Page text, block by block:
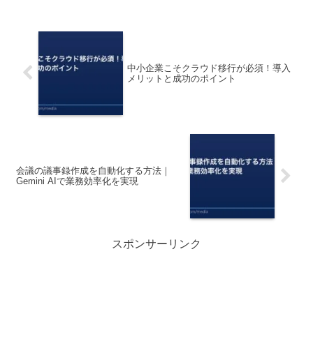
中小企業こそクラウド移行が必須！導入
メリットと成功のポイント
会議の議事録作成を自動化する方法｜
Gemini AIで業務効率化を実現
スポンサーリンク